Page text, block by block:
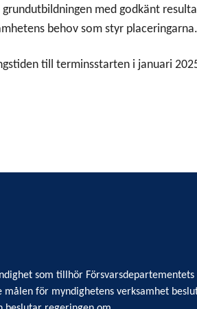
med godkänt
behov som styr placeringarna.
till terminsstarten i januari
som tillhör Försvarsdepartementets
för myndighetens verksamhet